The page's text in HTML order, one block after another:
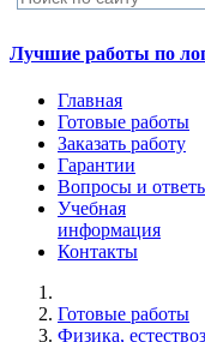
Лучшие работы по
Главная
Готовые работы
Заказать работу
Гарантии
Вопросы и
Учебная
информация
Контакты
Готовые работы
Физика,